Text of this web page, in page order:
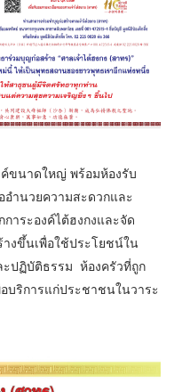
ขนาดใหญ่ พร้อมห้องรับ
อำนวยความสะดวกและ
าระองค์ไต้ฮงกงและจัด
างขึ้นเพื่อใช้ประโยชน์ใน
ปฏิบัติธรรม ห้องครัวที่ถูก
บริการแก่ประชาชนในวาระ